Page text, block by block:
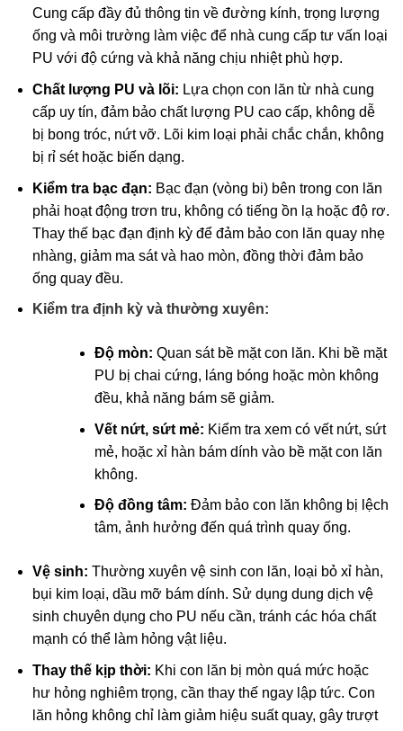
Cung cấp đầy đủ thông tin về đường kính, trọng lượng
ống và môi trường làm việc để nhà cung cấp tư vấn loại
PU với độ cứng và khả năng chịu nhiệt phù hợp.
Chất lượng PU và lõi: Lựa chọn con lăn từ nhà cung
cấp uy tín, đảm bảo chất lượng PU cao cấp, không dễ
bị bong tróc, nứt vỡ. Lõi kim loại phải chắc chắn, không
bị rỉ sét hoặc biến dạng.
Kiểm tra bạc đạn: Bạc đạn (vòng bi) bên trong con lăn
phải hoạt động trơn tru, không có tiếng ồn lạ hoặc độ rơ.
Thay thế bạc đạn định kỳ để đảm bảo con lăn quay nhẹ
nhàng, giảm ma sát và hao mòn, đồng thời đảm bảo
ống quay đều.
Kiểm tra định kỳ và thường xuyên:
Độ mòn: Quan sát bề mặt con lăn. Khi bề mặt
PU bị chai cứng, láng bóng hoặc mòn không
đều, khả năng bám sẽ giảm.
Vết nứt, sứt mẻ: Kiểm tra xem có vết nứt, sứt
mẻ, hoặc xỉ hàn bám dính vào bề mặt con lăn
không.
Độ đồng tâm: Đảm bảo con lăn không bị lệch
tâm, ảnh hưởng đến quá trình quay ống.
Vệ sinh: Thường xuyên vệ sinh con lăn, loại bỏ xỉ hàn,
bụi kim loại, dầu mỡ bám dính. Sử dụng dung dịch vệ
sinh chuyên dụng cho PU nếu cần, tránh các hóa chất
mạnh có thể làm hỏng vật liệu.
Thay thế kịp thời: Khi con lăn bị mòn quá mức hoặc
hư hỏng nghiêm trọng, cần thay thế ngay lập tức. Con
lăn hỏng không chỉ làm giảm hiệu suất quay, gây trượt